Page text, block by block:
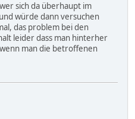
sich da überhaupt im
würde dann versuchen
das problem bei den
leider dass man hinterher
man die betroffenen